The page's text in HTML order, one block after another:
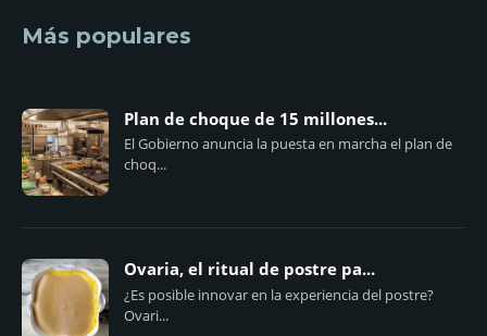
Más populares
Plan de choque de 15 millones...
El Gobierno anuncia la puesta en marcha el plan de
choq...
Ovaria, el ritual de postre pa...
¿Es posible innovar en la experiencia del postre?
Ovari...